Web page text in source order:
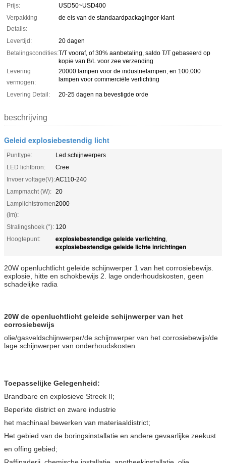
Prijs:
USD50~USD400
Verpakking
Details:
de eis van de standaardpackagingor-klant
Levertijd:
20 dagen
Betalingscondities:T/T vooraf, of 30% aanbetaling, saldo T/T gebaseerd op
kopie van B/L voor zee verzending
Levering
vermogen:
20000 lampen voor de industrielampen, en 100.000
lampen voor commerciële verlichting
Levering Detail: 20-25 dagen na bevestigde orde
beschrijving
Geleid explosiebestendig licht
Punttype:
Led schijnwerpers
LED lichtbron:
Cree
Invoer voltage(V):AC110-240
Lampmacht (W): 20
Lamplichtstromen
(lm):
2000
Stralingshoek (°): 120
Hoogtepunt:
explosiebestendige geleide verlichting,
explosiebestendige geleide lichte inrichtingen
20W openluchtlicht geleide schijnwerper 1 van het corrosiebewijs.
explosie, hitte en schokbewijs 2. lage onderhoudskosten, geen
schadelijke radia
20W de openluchtlicht geleide schijnwerper van het
corrosiebewijs
olie/gasveldschijnwerper/de schijnwerper van het corrosiebewijs/de
lage schijnwerper van onderhoudskosten
Toepasselijke Gelegenheid:
Brandbare en explosieve Streek II;
Beperkte district en zware industrie
het machinaal bewerken van materiaaldistrict;
Het gebied van de boringsinstallatie en andere gevaarlijke zeekust
en offing gebied;